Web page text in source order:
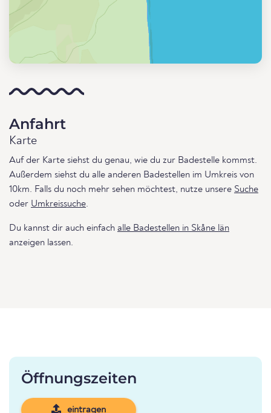
Anfahrt
Karte
Auf der Karte siehst du genau, wie du zur Badestelle kommst.
Außerdem siehst du alle anderen Badestellen im Umkreis von
10km. Falls du noch mehr sehen möchtest, nutze unsere Suche
oder Umkreissuche.
Du kannst dir auch einfach alle Badestellen in Skåne län
anzeigen lassen.
Öffnungszeiten
eintragen